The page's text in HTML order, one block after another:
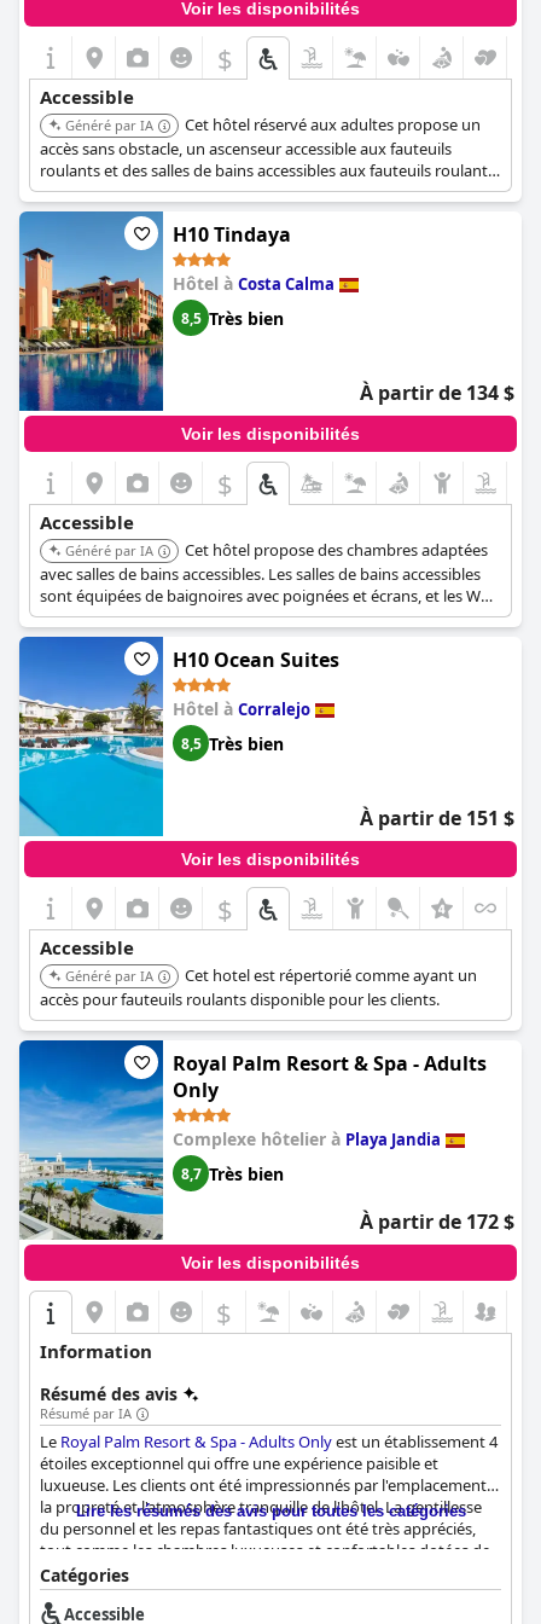
Voir les disponibilités
$
Accessible
Généré par IA
Cet hôtel réservé aux adultes propose un
accès sans obstacle, un ascenseur accessible aux fauteuils
roulants et des salles de bains accessibles aux fauteuils roulants.
Les salles de bains comprennent une douche à l'italienne et des
barres d'appui.
H10 Tindaya
Hôtel à Costa Calma
8,5 Très bien
À partir de 134 $
Voir les disponibilités
$
Accessible
Généré par IA
Cet hôtel propose des chambres adaptées
avec salles de bains accessibles. Les salles de bains accessibles
sont équipées de baignoires avec poignées et écrans, et les WC
ont des barres d'appui.
H10 Ocean Suites
Hôtel à Corralejo
8,5 Très bien
À partir de 151 $
Voir les disponibilités
$
Accessible
Généré par IA
Cet hotel est répertorié comme ayant un
accès pour fauteuils roulants disponible pour les clients.
Royal Palm Resort & Spa - Adults
Only
Complexe hôtelier à Playa Jandia
8,7 Très bien
À partir de 172 $
Voir les disponibilités
$
Information
Résumé des avis
Résumé par IA
Le Royal Palm Resort & Spa - Adults Onlyest un établissement 4
étoiles exceptionnel qui offre une expérience paisible et
luxueuse. Les clients ont été impressionnés par l'emplacement,
la propreté et l'atmosphère tranquille de l'hôtel. La gentillesse
du personnel et les repas fantastiques ont été très appréciés,
tout comme les chambres luxueuses et confortables dotées de
magnifiques terrasses. La superbe piscine, la plage et la
nourriture délicieuse de l'établissement ont fourni aux clients
tout ce dont ils avaient besoin pour un séjour agréable. Bien
Lire les résumés des avis pour toutes les catégories
Catégories
Accessible